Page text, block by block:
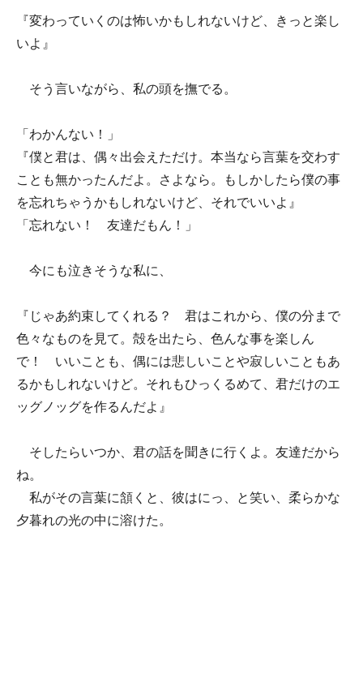
『変わっていくのは怖いかもしれないけど、きっと楽し
いよ』
そう言いながら、私の頭を撫でる。
「わかんない！」
『僕と君は、偶々出会えただけ。本当なら言葉を交わす
ことも無かったんだよ。さよなら。もしかしたら僕の事
を忘れちゃうかもしれないけど、それでいいよ』
「忘れない！ 友達だもん！」
今にも泣きそうな私に、
『じゃあ約束してくれる？ 君はこれから、僕の分まで
色々なものを見て。殻を出たら、色んな事を楽しん
で！ いいことも、偶には悲しいことや寂しいこともあ
るかもしれないけど。それもひっくるめて、君だけのエ
ッグノッグを作るんだよ』
そしたらいつか、君の話を聞きに行くよ。友達だから
ね。
私がその言葉に頷くと、彼はにっ、と笑い、柔らかな
夕暮れの光の中に溶けた。